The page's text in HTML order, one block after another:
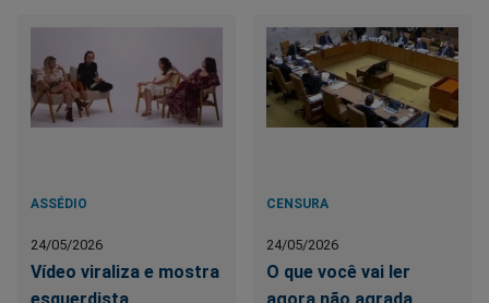
ASSÉDIO
24/05/2026
Vídeo viraliza e mostra
esquerdista
CENSURA
24/05/2026
O que você vai ler
agora não agrada